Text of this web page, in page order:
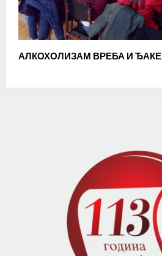
АЛКОХОЛИЗАМ ВРЕБА И ЂАКЕ